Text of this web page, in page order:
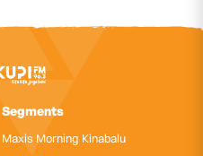
Segments
Maxis Morning Kinabalu